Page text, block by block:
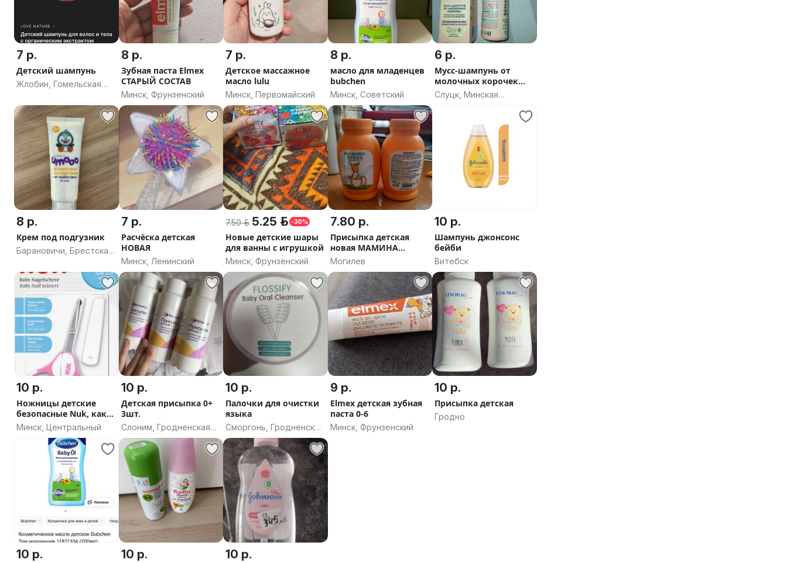
7 р.
Детский шампунь
Жлобин, Гомельская
8 р.
Зубная паста Elmex
СТАРЫЙ СОСТАВ
Минск, Фрунзенский
7 р.
Детское массажное
масло lulu
Минск, Первомайский
8 р.
масло для младенцев
bubchen
Минск, Советский
6 р.
Мусс-шампунь от
молочных корочек
для детей
Слуцк, Минская
8 р.
Крем под подгузник
Барановичи, Брестская
7 р.
Расчёска детская
НОВАЯ
Минск, Ленинский
7.50 р. 5.25 р. -30%
Новые детские шары
для ванны с игрушкой
Минск, Фрунзенский
7.80 р.
Присыпка детская
новая МАМИНА
КРОХА, без талька и
Могилев
10 р.
Шампунь джонсонс
бейби
Витебск
10 р.
Ножницы детские
безопасные Nuk, как
новые
Минск, Центральный
10 р.
Детская присыпка 0+
3шт.
Слоним, Гродненская
область
10 р.
Палочки для очистки
языка
Сморгонь, Гродненская
область
9 р.
Elmex детская зубная
паста 0-6
Минск, Фрунзенский
10 р.
Присыпка детская
Гродно
10 р. 10 р. 10 р.